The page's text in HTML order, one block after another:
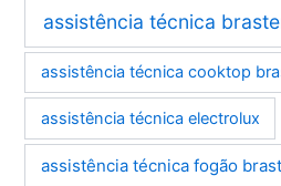
assistência técnica
assistência técnica cooktop
assistência técnica electrolux
assistência técnica fogão